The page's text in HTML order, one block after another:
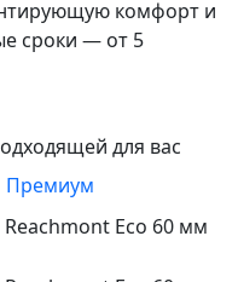
комфорт и
сроки ― от 5
для вас
Премиум